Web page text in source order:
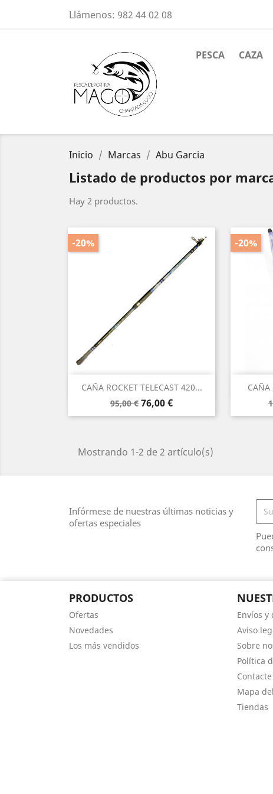
Llámenos: 982 44 02 08
PESCA CAZA
Inicio Marcas Abu Garcia
Listado de productos por
Hay 2 productos.
CAÑA ROCKET TELECAST 420...
Precio
base
95,00 € Precio
76,00 €
-20%
Vista rápida CAÑA
-20%
Mostrando 1-2 de 2 artículo(s)
Infórmese de nuestras últimas noticias y
ofertas especiales
PRODUCTOS
Ofertas
Novedades
Los más vendidos
Envíos y
Aviso
Sobre
Política
Mapa
Tiendas